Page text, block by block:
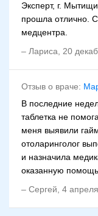
Эксперт, г.
прошла отлично.
медцентра.
– Лариса 20
Отзыв о враче:
В последние
таблетка не
меня выявили
отоларинголог
и назначила
оказанную помощь.
– Сергей 4